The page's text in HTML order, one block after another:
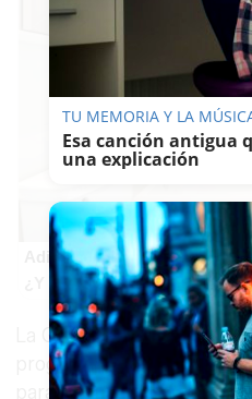
Adiós a la cal del baño
¿Y si pudieras eliminar la cal
La Granja, que en
programa también ha
para la rehabilitación de
TU MEMORIA Y LA
Esa canción antigua
una explicación